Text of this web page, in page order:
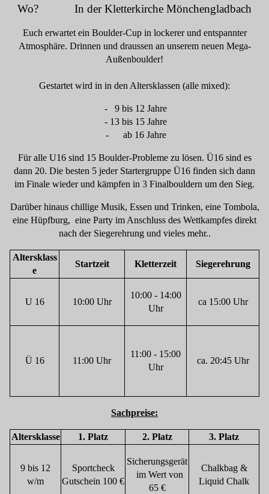
Wo? In der Kletterkirche Mönchengladbach
Euch erwartet ein Boulder-Cup in lockerer und entspannter
Atmosphäre. Drinnen und draussen an unserem neuen Mega-
Außenboulder!
Gestartet wird in in den Altersklassen (alle mixed):
- 9 bis 12 Jahre
- 13 bis 15 Jahre
- ab 16 Jahre
Für alle U16 sind 15 Boulder-Probleme zu lösen. Ü16 sind es
dann 20. Die besten 5 jeder Startergruppe Ü16 finden sich dann
im Finale wieder und kämpfen in 3 Finalbouldern um den Sieg.
Darüber hinaus chillige Musik, Essen und Trinken, eine Tombola,
eine Hüpfburg, eine Party im Anschluss des Wettkampfes direkt
nach der Siegerehrung und vieles mehr..
Altersklass
e
Startzeit Kletterzeit Siegerehrung
U 16 10:00 Uhr
10:00 - 14:00
Uhr
ca 15:00 Uhr
Ü 16 11:00 Uhr
11:00 - 15:00
Uhr
ca. 20:45 Uhr
Sachpreise:
Altersklasse 1. Platz 2. Platz 3. Platz
9 bis 12
w/m
Sportcheck
Gutschein 100 €
Sicherungsgerät
im Wert von
65 €
Chalkbag &
Liquid Chalk